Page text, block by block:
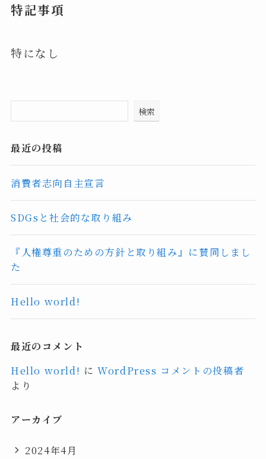
特記事項
特になし
検索
最近の投稿
消費者志向自主宣言
SDGsと社会的な取り組み
『人権尊重のための方針と取り組み』に賛同しまし
た
Hello world!
最近のコメント
Hello world! にWordPress コメントの投稿者
より
アーカイブ
2024年4月